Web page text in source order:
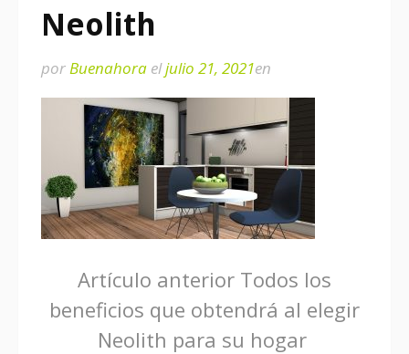
Neolith
porBuenahora eljulio 21, 2021en
Seguir
leyendo
Artículo anterior Todos los
beneficios que obtendrá al elegir
Neolith para su hogar